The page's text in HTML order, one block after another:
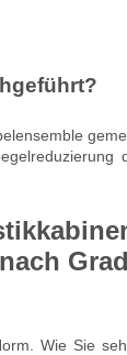
Wie Sie